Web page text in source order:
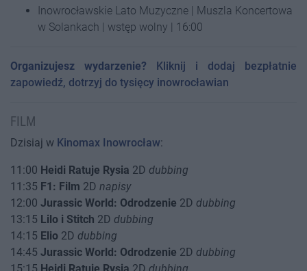
Inowrocławskie Lato Muzyczne | Muszla Koncertowa
w Solankach | wstęp wolny | 16:00
Organizujesz wydarzenie? Kliknij i dodaj bezpłatnie
zapowiedź, dotrzyj do tysięcy inowrocławian
FILM
Dzisiaj w Kinomax Inowrocław:
11:00 Heidi Ratuje Rysia 2D dubbing
11:35 F1: Film 2D napisy
12:00 Jurassic World: Odrodzenie 2D dubbing
13:15 Lilo i Stitch 2D dubbing
14:15 Elio 2D dubbing
14:45 Jurassic World: Odrodzenie 2D dubbing
15:15 Heidi Ratuje Rysia 2D dubbing